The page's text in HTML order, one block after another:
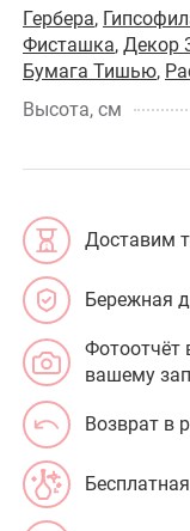
Гербера,
Фисташка, Декор
Бумага Тишью,
Высота, см
Доставим
Бережная
Фотоотчёт
вашему
Возврат в